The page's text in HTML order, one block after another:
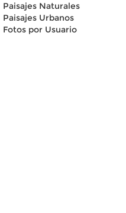
Paisajes Naturales
Paisajes Urbanos
Fotos por Usuario